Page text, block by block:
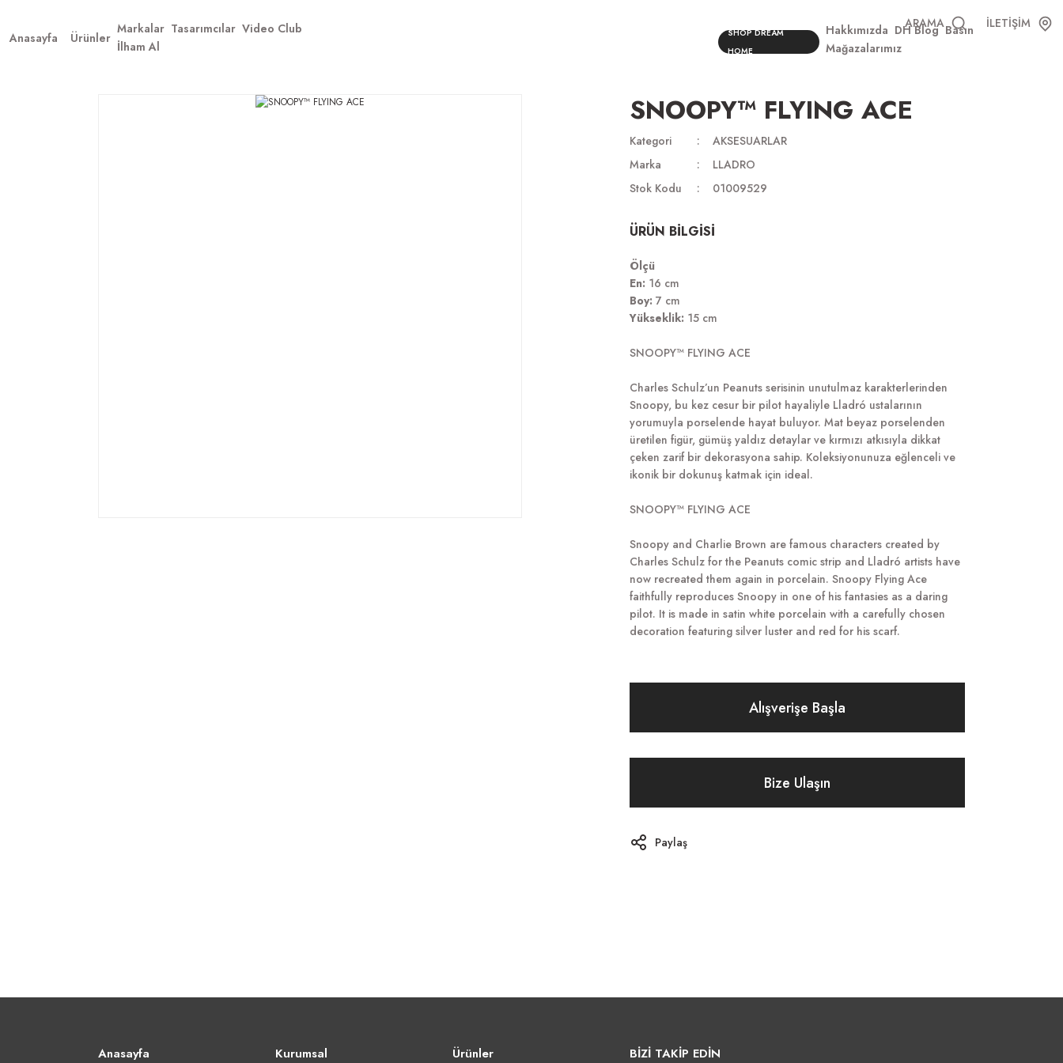
ARAMA
İLETİŞİM
Anasayfa
Ürünler
Markalar Tasarımcılar Video Club
İlham Al
SHOP DREAM
HOME
Hakkımızda DH Blog Basın
Mağazalarımız
SNOOPY™ FLYING ACE
Kategori
AKSESUARLAR
Marka
LLADRO
Stok Kodu
01009529
ÜRÜN BİLGİSİ
Ölçü
En: 16 cm
Boy: 7 cm
Yükseklik: 15 cm
SNOOPY™ FLYING ACE
Charles Schulz’un Peanuts serisinin unutulmaz karakterlerinden
Snoopy, bu kez cesur bir pilot hayaliyle Lladró ustalarının
yorumuyla porselende hayat buluyor. Mat beyaz porselenden
üretilen figür, gümüş yaldız detaylar ve kırmızı atkısıyla dikkat
çeken zarif bir dekorasyona sahip. Koleksiyonunuza eğlenceli ve
ikonik bir dokunuş katmak için ideal.
SNOOPY™ FLYING ACE
Snoopy and Charlie Brown are famous characters created by
Charles Schulz for the Peanuts comic strip and Lladró artists have
now recreated them again in porcelain. Snoopy Flying Ace
faithfully reproduces Snoopy in one of his fantasies as a daring
pilot. It is made in satin white porcelain with a carefully chosen
decoration featuring silver luster and red for his scarf.
Alışverişe Başla
Bize Ulaşın
Paylaş
Anasayfa Kurumsal Ürünler BİZİ TAKİP EDİN